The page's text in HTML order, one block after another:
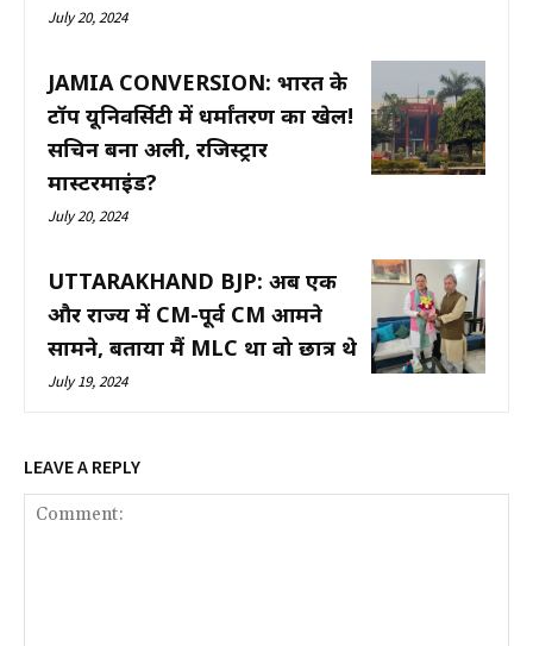
July 20, 2024
JAMIA CONVERSION: भारत के
टॉप यूनिवर्सिटी में धर्मांतरण का खेल!
सचिन बना अली, रजिस्ट्रार
मास्टरमाइंड?
July 20, 2024
UTTARAKHAND BJP: अब एक
और राज्य में CM-पूर्व CM आमने
सामने, बताया मैं MLC था वो छात्र थे
July 19, 2024
LEAVE A REPLY